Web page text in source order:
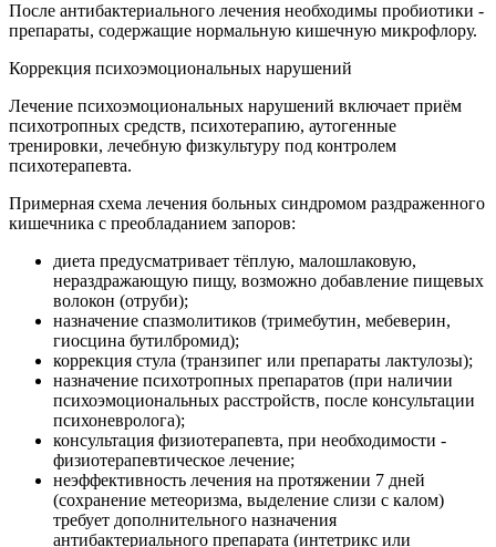
После антибактериального лечения необходимы пробиотики -
препараты, содержащие нормальную кишечную микрофлору.
Коррекция психоэмоциональных нарушений
Лечение психоэмоциональных нарушений включает приём
психотропных средств, психотерапию, аутогенные
тренировки, лечебную физкультуру под контролем
психотерапевта.
Примерная схема лечения больных синдромом раздраженного
кишечника с преобладанием запоров:
диета предусматривает тёплую, малошлаковую,
нераздражающую пищу, возможно добавление пищевых
волокон (отруби);
назначение спазмолитиков (тримебутин, мебеверин,
гиосцина бутилбромид);
коррекция стула (транзипег или препараты лактулозы);
назначение психотропных препаратов (при наличии
психоэмоциональных расстройств, после консультации
психоневролога);
консультация физиотерапевта, при необходимости -
физиотерапевтическое лечение;
неэффективность лечения на протяжении 7 дней
(сохранение метеоризма, выделение слизи с калом)
требует дополнительного назначения
антибактериального препарата (интетрикс или